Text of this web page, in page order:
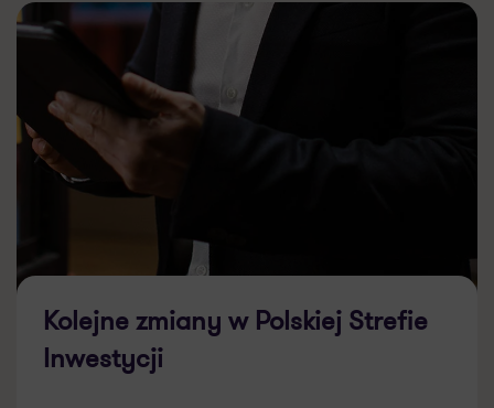
Kolejne zmiany w Polskiej Strefie
Inwestycji